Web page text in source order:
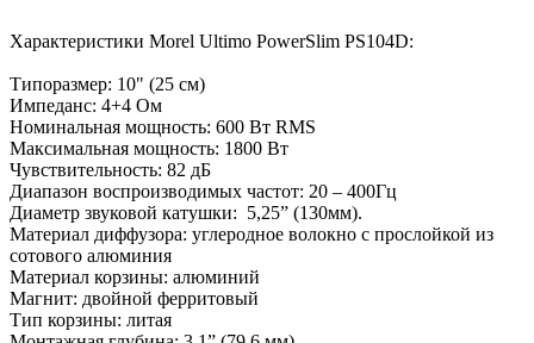
Характеристики Morel Ultimo PowerSlim PS104D:
Типоразмер: 10" (25 см)
Импеданс: 4+4 Ом
Номинальная мощность: 600 Вт RMS
Максимальная мощность: 1800 Вт
Чувствительность: 82 дБ
Диапазон воспроизводимых частот: 20 – 400Гц
Диаметр звуковой катушки: 5,25” (130мм).
Материал диффузора: углеродное волокно с прослойкой из
сотового алюминия
Материал корзины: алюминий
Магнит: двойной ферритовый
Тип корзины: литая